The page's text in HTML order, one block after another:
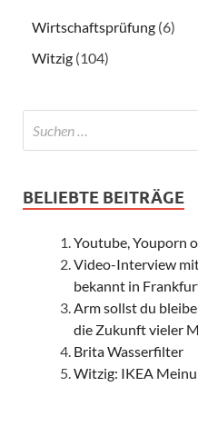
Wirtschaftsprüfung (6)
Witzig (104)
BELIEBTE BEITRÄGE
Youtube, Youporn
Video-Interview
bekannt in
Arm sollst du
die Zukunft vieler
Brita Wasserfilter
Witzig: IKEA